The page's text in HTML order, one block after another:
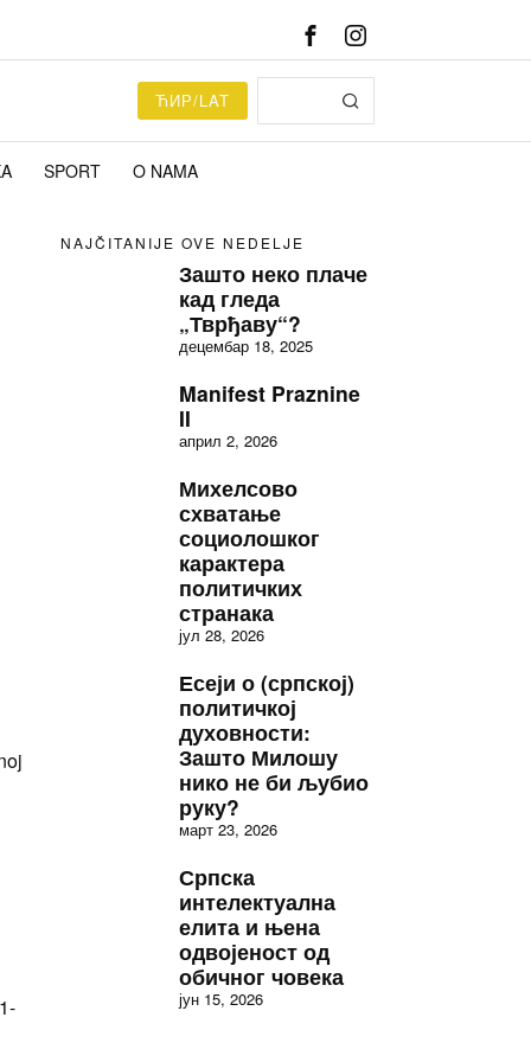
ЋИР/LAT
SPORT O NAMA
NAJČITANIJE OVE NEDELJE
Зашто неко плаче
кад гледа
„Тврђаву“?
децембар 18, 2025
Manifest Praznine
II
април 2, 2026
Михелсово
схватање
социолошког
карактера
политичких
странака
јул 28, 2026
Есеји о (српској)
политичкој
духовности:
Зашто Милошу
нико не би љубио
руку?
март 23, 2026
Српска
интелектуална
елита и њена
одвојеност од
обичног човека
јун 15, 2026